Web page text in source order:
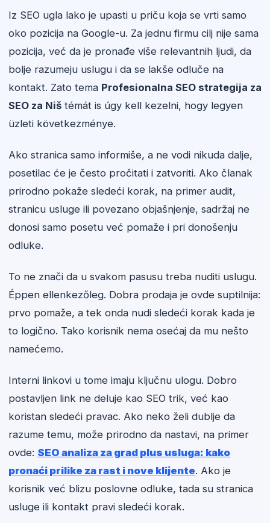
Iz SEO ugla lako je upasti u priču koja se vrti samo
oko pozicija na Google-u. Za jednu firmu cilj nije sama
pozicija, već da je pronađe više relevantnih ljudi, da
bolje razumeju uslugu i da se lakše odluče na
kontakt. Zato tema Profesionalna SEO strategija za
SEO za Niš témát is úgy kell kezelni, hogy legyen
üzleti következménye.
Ako stranica samo informiše, a ne vodi nikuda dalje,
posetilac će je često pročitati i zatvoriti. Ako članak
prirodno pokaže sledeći korak, na primer audit,
stranicu usluge ili povezano objašnjenje, sadržaj ne
donosi samo posetu već pomaže i pri donošenju
odluke.
To ne znači da u svakom pasusu treba nuditi uslugu.
Éppen ellenkezőleg. Dobra prodaja je ovde suptilnija:
prvo pomaže, a tek onda nudi sledeći korak kada je
to logično. Tako korisnik nema osećaj da mu nešto
namećemo.
Interni linkovi u tome imaju ključnu ulogu. Dobro
postavljen link ne deluje kao SEO trik, već kao
koristan sledeći pravac. Ako neko želi dublje da
razume temu, može prirodno da nastavi, na primer
ovde: SEO analiza za grad plus usluga: kako
pronaći prilike za rast i nove klijente. Ako je
korisnik već blizu poslovne odluke, tada su stranica
usluge ili kontakt pravi sledeći korak.